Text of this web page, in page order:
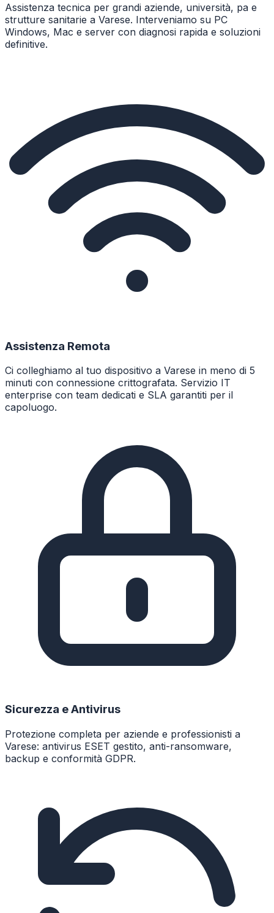
Assistenza tecnica per grandi aziende, università, pa e
strutture sanitarie a Varese. Interveniamo su PC
Windows, Mac e server con diagnosi rapida e soluzioni
definitive.
Assistenza Remota
Ci colleghiamo al tuo dispositivo a Varese in meno di 5
minuti con connessione crittografata. Servizio IT
enterprise con team dedicati e SLA garantiti per il
capoluogo.
Sicurezza e Antivirus
Protezione completa per aziende e professionisti a
Varese: antivirus ESET gestito, anti-ransomware,
backup e conformità GDPR.